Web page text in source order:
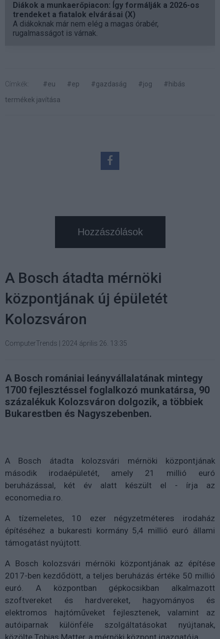
Diákok a munkaerőpiacon: Így formálják a 2026-os
trendeket a fiatalok elvárásai (X)
A diákoknak már nem elég a magas órabér,
rugalmasságot is várnak.
Címkék: #eu #ep #gazdaság #jog
#hibás
termékek javítása
Hozzászólások
A Bosch átadta mérnöki
központjának új épületét
Kolozsváron
ComputerTrends 2024 április 26. 13:35
A Bosch romániai leányvállalatának mintegy
1700 fejlesztéssel foglalkozó munkatársa, 90
százalékuk Kolozsváron dolgozik, a többiek
Bukarestben és Nagyszebenben.
A Bosch átadta kolozsvári mérnöki központjának
második irodaépületét, amely 21 millió euró
beruházással, két év alatt készült el - írja az
economedia.ro.
A tízemeletes, 10 ezer négyzetméteres irodaház
építéséhez a bukaresti kormány 5,4 millió euró állami
támogatást nyújtott.
A Bosch kolozsvári mérnöki központjának az építése
2017-ben kezdődött, a teljes beruházás értéke 50 millió
euró. A központban gépkocsikban alkalmazott
szoftvereket és hardvereket, hagyományos és
elektromos hajtóműveket fejlesztenek, valamint az
autóiparnak különféle szolgáltatásokat nyújtanak,